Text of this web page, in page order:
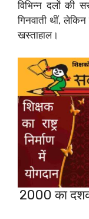
विभिन्न दलों की
गिनवाती थीं,
खस्ताहाल।
2000 का